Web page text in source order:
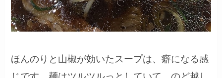
ほんのりと山椒が効いたスープは、癖になる感